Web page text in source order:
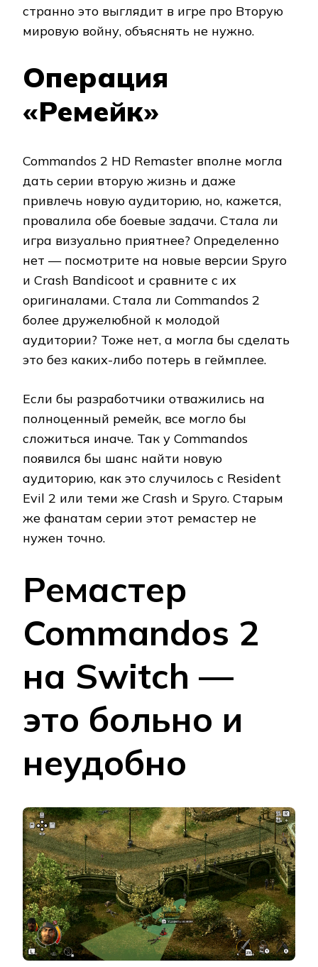
странно это выглядит в игре про Вторую
мировую войну, объяснять не нужно.
Операция
«Ремейк»
Commandos 2 HD Remaster вполне могла
дать серии вторую жизнь и даже
привлечь новую аудиторию, но, кажется,
провалила обе боевые задачи. Стала ли
игра визуально приятнее? Определенно
нет — посмотрите на новые версии Spyro
и Crash Bandicoot и сравните с их
оригиналами. Стала ли Commandos 2
более дружелюбной к молодой
аудитории? Тоже нет, а могла бы сделать
это без каких-либо потерь в геймплее.
Если бы разработчики отважились на
полноценный ремейк, все могло бы
сложиться иначе. Так у Commandos
появился бы шанс найти новую
аудиторию, как это случилось с Resident
Evil 2 или теми же Crash и Spyro. Старым
же фанатам серии этот ремастер не
нужен точно.
Ремастер
Commandos 2
на Switch —
это больно и
неудобно